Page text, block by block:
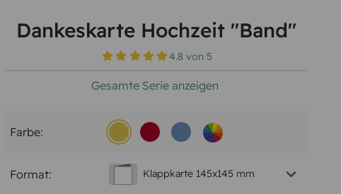
Dankeskarte Hochzeit "Band"
4.8von 5
Gesamte Serie anzeigen
Farbe:
Format: Klappkarte 145x145 mm